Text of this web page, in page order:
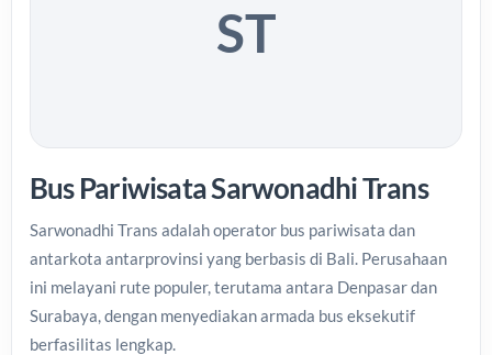
ST
Bus Pariwisata Sarwonadhi Trans
Sarwonadhi Trans adalah operator bus pariwisata dan
antarkota antarprovinsi yang berbasis di Bali. Perusahaan
ini melayani rute populer, terutama antara Denpasar dan
Surabaya, dengan menyediakan armada bus eksekutif
berfasilitas lengkap.